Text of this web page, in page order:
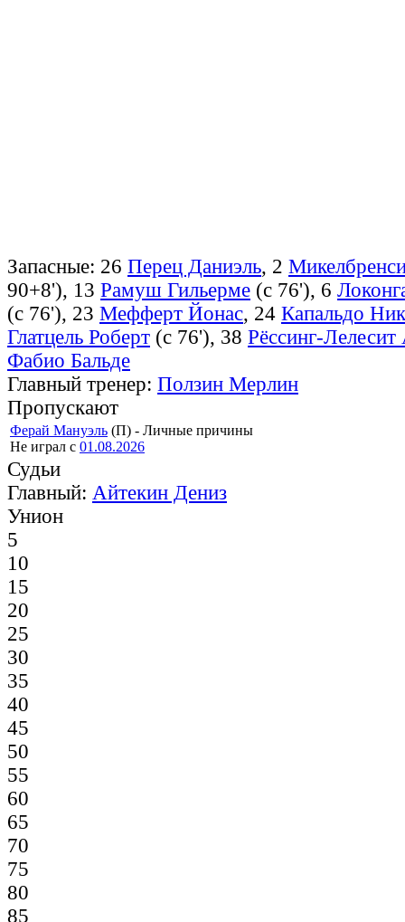
Запасные: 26 Перец Даниэль, 2
90+8'), 13 Рамуш Гильерме (с 76'), 6
(с 76'), 23 Мефферт Йонас, 24 Капальдо
Глатцель Роберт (с 76'), 38 Рёссинг-Лелесит
Фабио Бальде
Главный тренер: Ползин Мерлин
Пропускают
Ферай Мануэль (П) - Личные причины
Не играл с 01.08.2026
Судьи
Главный: Айтекин Дениз
Унион
5
10
15
20
25
30
35
40
45
50
55
60
65
70
75
80
85